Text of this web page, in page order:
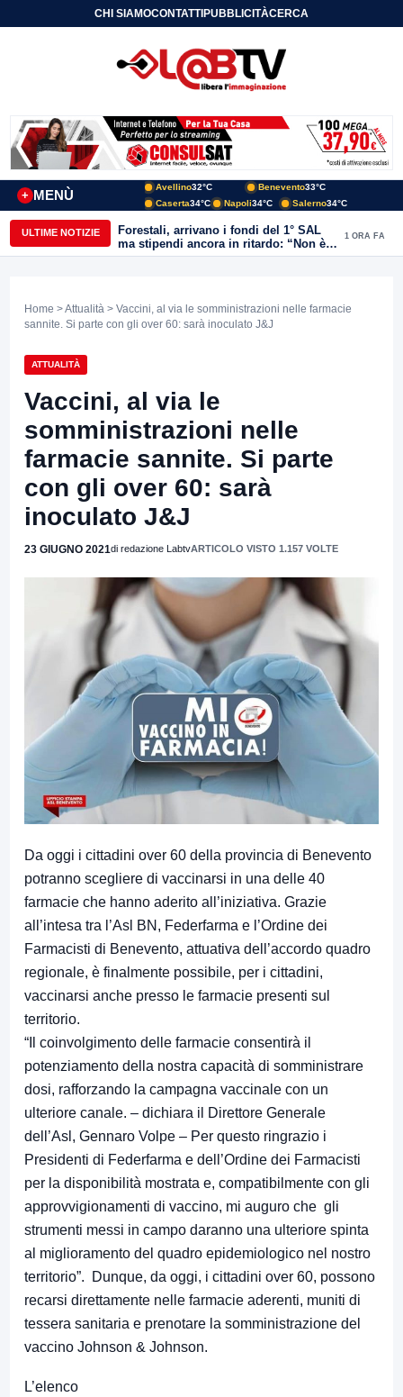
CHI SIAMOCONTATTIPUBBLICITÀCERCA
MENÙ
+
Avellino32°C Benevento33°C
Caserta34°C Napoli34°C Salerno34°C
ULTIME NOTIZIE
Forestali, arrivano i fondi del 1° SAL
ma stipendi ancora in ritardo: “Non è
più sostenibile”
1 ORA FA
Home >Attualità > Vaccini, al via le somministrazioni nelle farmacie
sannite. Si parte con gli over 60: sarà inoculato J&J
ATTUALITÀ
Vaccini, al via le
somministrazioni nelle
farmacie sannite. Si parte
con gli over 60: sarà
inoculato J&J
23 GIUGNO 2021di redazione LabtvARTICOLO VISTO 1.157 VOLTE
Da oggi i cittadini over 60 della provincia di Benevento
potranno scegliere di vaccinarsi in una delle 40
farmacie che hanno aderito all’iniziativa. Grazie
all’intesa tra l’Asl BN, Federfarma e l’Ordine dei
Farmacisti di Benevento, attuativa dell’accordo quadro
regionale, è finalmente possibile, per i cittadini,
vaccinarsi anche presso le farmacie presenti sul
territorio.
“Il coinvolgimento delle farmacie consentirà il
potenziamento della nostra capacità di somministrare
dosi, rafforzando la campagna vaccinale con un
ulteriore canale. – dichiara il Direttore Generale
dell’Asl, Gennaro Volpe – Per questo ringrazio i
Presidenti di Federfarma e dell’Ordine dei Farmacisti
per la disponibilità mostrata e, compatibilmente con gli
approvvigionamenti di vaccino, mi auguro che gli
strumenti messi in campo daranno una ulteriore spinta
al miglioramento del quadro epidemiologico nel nostro
territorio”. Dunque, da oggi, i cittadini over 60, possono
recarsi direttamente nelle farmacie aderenti, muniti di
tessera sanitaria e prenotare la somministrazione del
vaccino Johnson & Johnson.
L’elenco